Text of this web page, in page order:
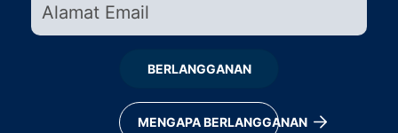
BERLANGGANAN
MENGAPA BERLANGGANAN